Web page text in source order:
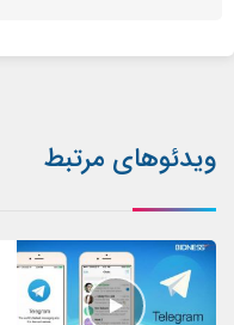
ویدئوهای مرتبط